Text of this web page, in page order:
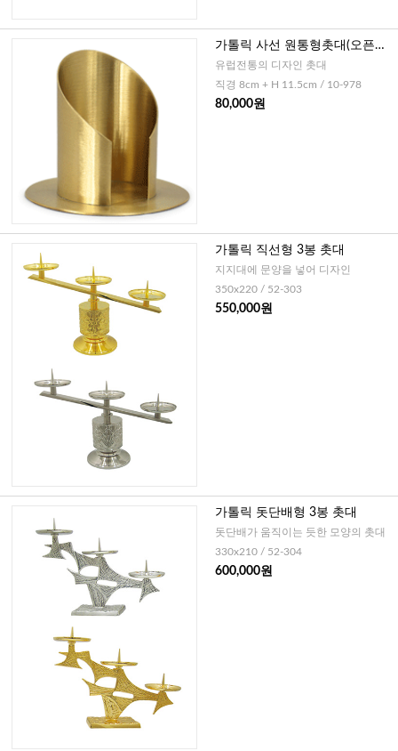
가톨릭 사선 원통형촛대(오픈형)
-대,골드
유럽전통의 디자인 촛대
직경 8cm + H 11.5cm / 10-978
80,000원
가톨릭 직선형 3봉 촛대
지지대에 문양을 넣어 디자인
350x220 / 52-303
550,000원
가톨릭 돗단배형 3봉 촛대
돗단배가 움직이는 듯한 모양의 촛대
330x210 / 52-304
600,000원